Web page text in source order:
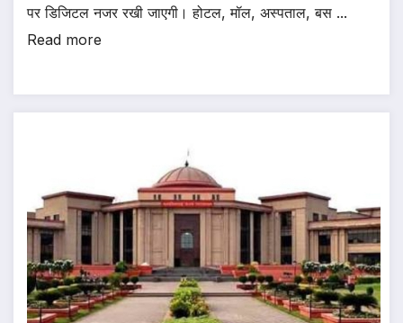
पर डिजिटल नजर रखी जाएगी। होटल, मॉल, अस्पताल, बस ...
Read more